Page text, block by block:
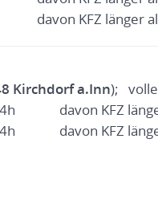
davon KFZ länger
Kirchdorf a.Inn);
davon KFZ
davon KFZ